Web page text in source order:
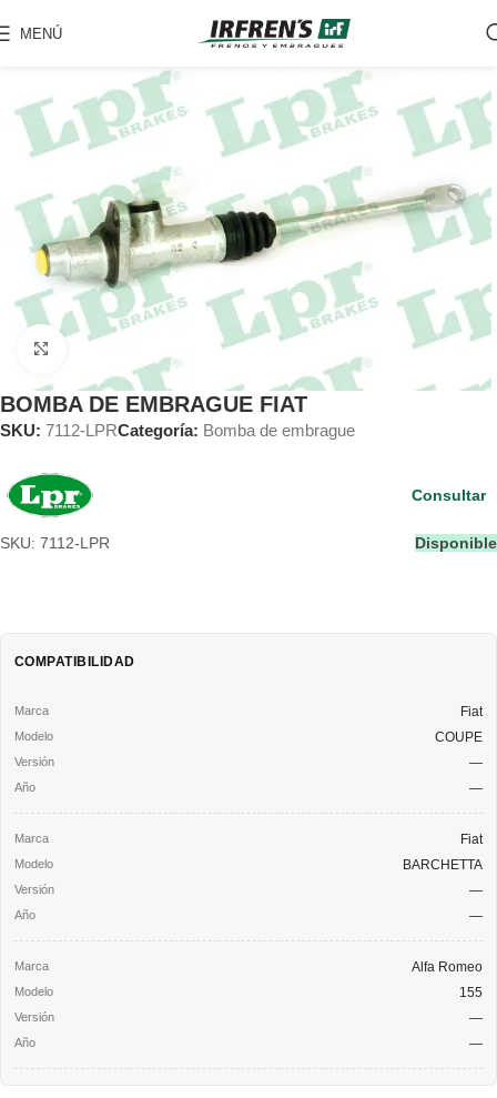
MENÚ
BOMBA DE EMBRAGUE FIAT
SKU: 7112-LPRCategoría: Bomba de embrague
SKU: 7112-LPR Disponible
Consultar
COMPATIBILIDAD
Fiat
COUPE
—
—
Fiat
BARCHETTA
—
—
Alfa Romeo
155
—
—